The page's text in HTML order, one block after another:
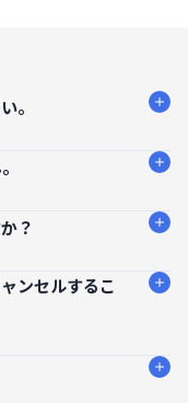
。
？
ンセルするこ